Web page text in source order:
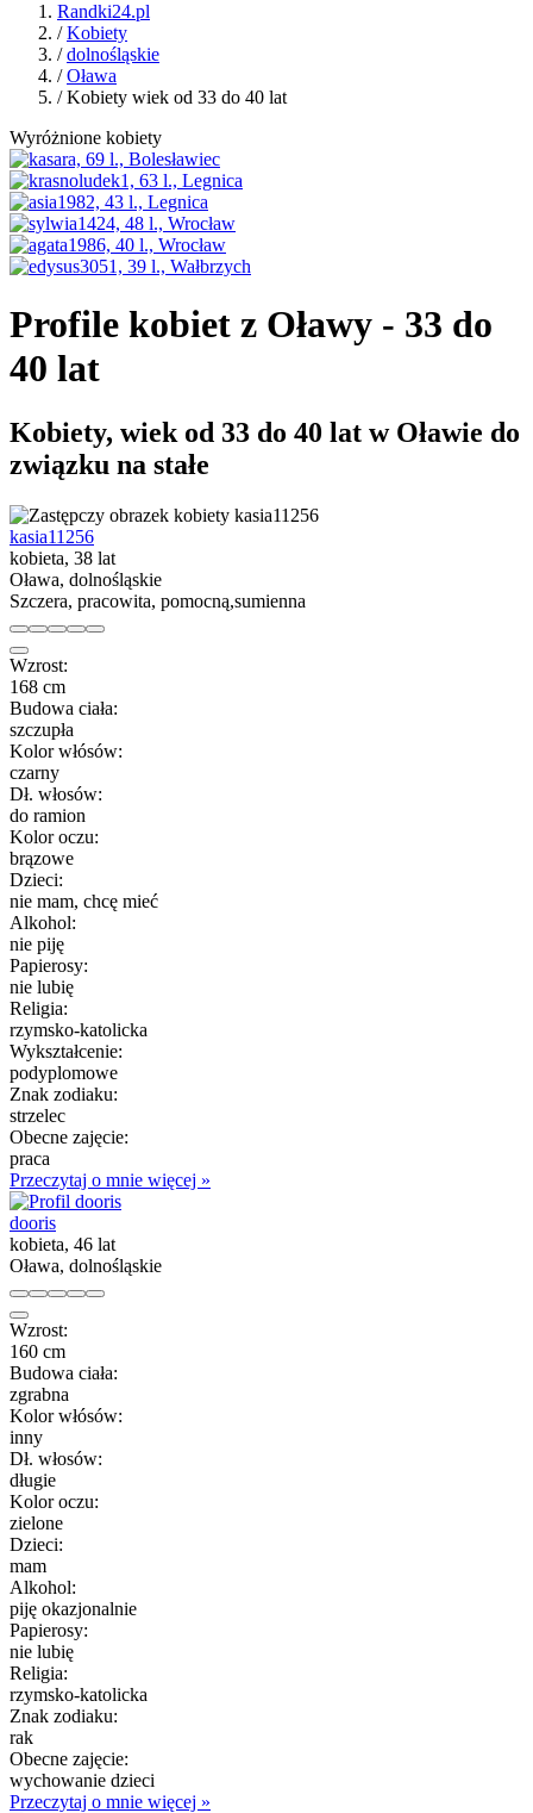
Randki24.pl
/Kobiety
/dolnośląskie
/Oława
/ Kobiety wiek od 33 do 40 lat
Wyróżnione kobiety
Profile kobiet z Oławy - 33 do
40 lat
Kobiety, wiek od 33 do 40 lat w Oławie do
związku na stałe
kasia11256
kobieta, 38 lat
Oława, dolnośląskie
Szczera, pracowita, pomocną,sumienna
Wzrost:
168 cm
Budowa ciała:
szczupła
Kolor włósów:
czarny
Dł. włosów:
do ramion
Kolor oczu:
brązowe
Dzieci:
nie mam, chcę mieć
Alkohol:
nie piję
Papierosy:
nie lubię
Religia:
rzymsko-katolicka
Wykształcenie:
podyplomowe
Znak zodiaku:
strzelec
Obecne zajęcie:
praca
Przeczytaj o mnie więcej »
dooris
kobieta, 46 lat
Oława, dolnośląskie
Wzrost:
160 cm
Budowa ciała:
zgrabna
Kolor włósów:
inny
Dł. włosów:
długie
Kolor oczu:
zielone
Dzieci:
mam
Alkohol:
piję okazjonalnie
Papierosy:
nie lubię
Religia:
rzymsko-katolicka
Znak zodiaku:
rak
Obecne zajęcie:
wychowanie dzieci
Przeczytaj o mnie więcej »